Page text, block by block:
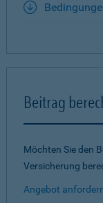
Beitrag
Möchten Sie den
Versicherung
Angebot